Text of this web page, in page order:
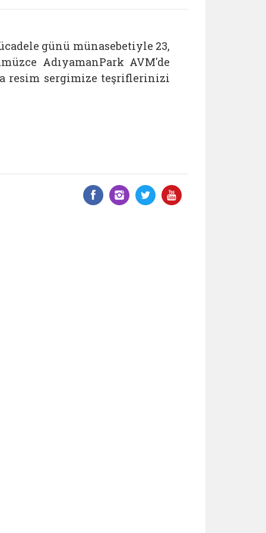
günü münasebetiyle 23,
AdıyamanPark AVM'de
resim sergimize teşriflerinizi
Facebook üzerinde paylaş
Instagram'da paylaş
Twitter üzerinde
YouTube